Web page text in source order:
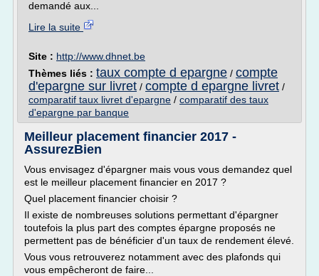
demandé aux...
Lire la suite
Site : http://www.dhnet.be
Thèmes liés : taux compte d epargne / compte
d'epargne sur livret / compte d epargne livret /
comparatif taux livret d'epargne / comparatif des taux
d'epargne par banque
Meilleur placement financier 2017 -
AssurezBien
Vous envisagez d'épargner mais vous vous demandez quel
est le meilleur placement financier en 2017 ?
Quel placement financier choisir ?
Il existe de nombreuses solutions permettant d'épargner
toutefois la plus part des comptes épargne proposés ne
permettent pas de bénéficier d'un taux de rendement élevé.
Vous vous retrouverez notamment avec des plafonds qui
vous empêcheront de faire...